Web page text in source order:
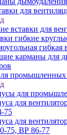
для
вставки для
гибкие
гибкая
карманы для
промышленных
для
для
75
для
75, ВР 86-77